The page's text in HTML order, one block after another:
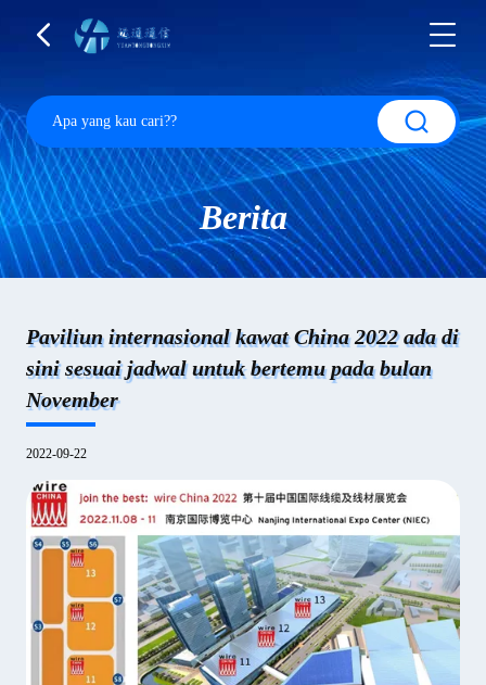
Berita
Paviliun internasional kawat China 2022 ada di
sini sesuai jadwal untuk bertemu pada bulan
November
2022-09-22